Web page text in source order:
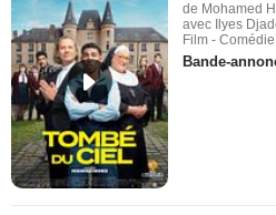
de Mohamed
avec Ilyes
Film - Comédie
Bande-